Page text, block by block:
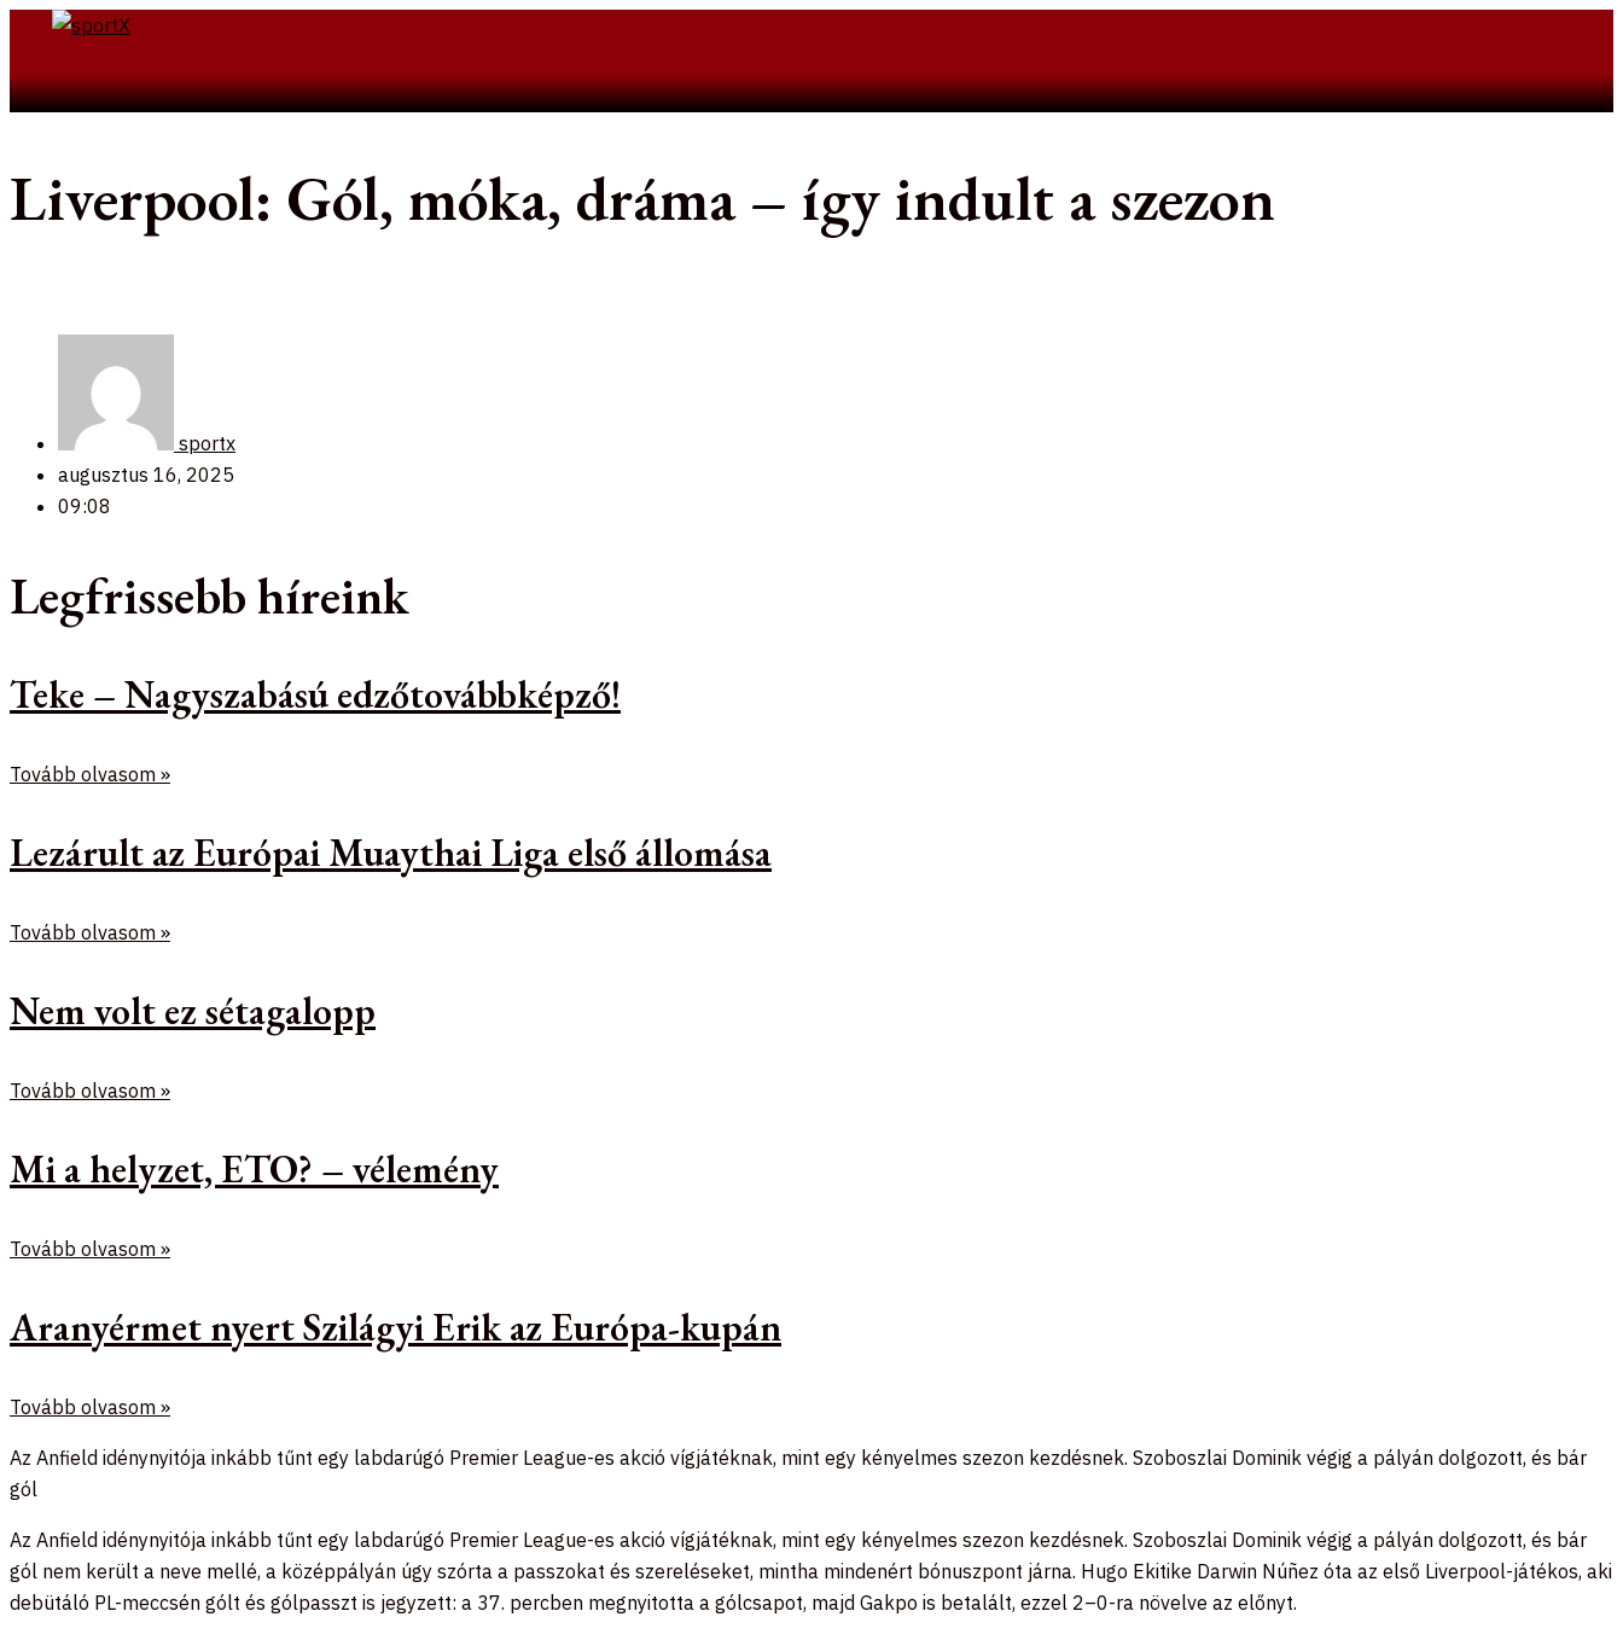
Skip
contentSearch
Liverpool: Gól, móka, dráma – így indult a szezon
sportx
augusztus 16, 2025
09:08
Legfrissebb híreink
Teke – Nagyszabású edzőtovábbképző!
Tovább olvasom »
Lezárult az Európai Muaythai Liga első állomása
Tovább olvasom »
Nem volt ez sétagalopp
Tovább olvasom »
Mi a helyzet, ETO? – vélemény
Tovább olvasom »
Aranyérmet nyert Szilágyi Erik az Európa-kupán
Tovább olvasom »
Az Anfield idénynyitója inkább tűnt egy labdarúgó Premier League-es akció vígjátéknak, mint egy kényelmes szezon kezdésnek. Szoboszlai Dominik végig a pályán dolgozott, és bár
gól
Az Anfield idénynyitója inkább tűnt egy labdarúgó Premier League-es akció vígjátéknak, mint egy kényelmes szezon kezdésnek. Szoboszlai Dominik végig a pályán dolgozott, és bár
gól nem került a neve mellé, a középpályán úgy szórta a passzokat és szereléseket, mintha mindenért bónuszpont járna. Hugo Ekitike Darwin Núñez óta az első Liverpool-játékos, aki
debütáló PL-meccsén gólt és gólpasszt is jegyzett: a 37. percben megnyitotta a gólcsapot, majd Gakpo is betalált, ezzel 2–0-ra növelve az előnyt.